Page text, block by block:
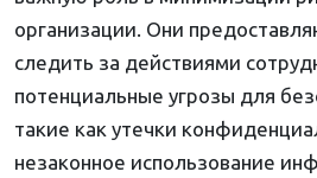
организации. Они
следить за действиями
потенциальные угрозы для
такие как утечки
незаконное использование